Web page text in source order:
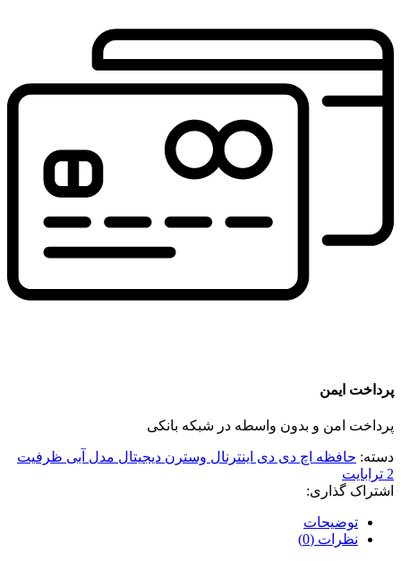
پرداخت ایمن
پرداخت امن و بدون واسطه در شبکه بانکی
دسته: حافظه اچ دی دی اینترنال وسترن دیجیتال مدل آبی ظرفیت
2 ترابایت
اشتراک گذاری:
توضیحات
نظرات (0)